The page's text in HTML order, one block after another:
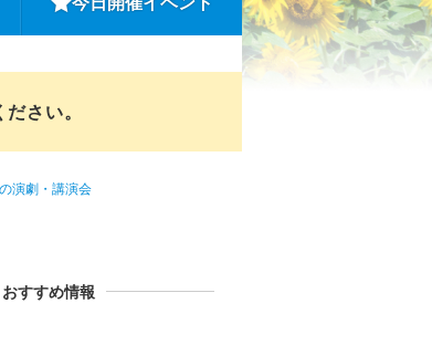
さい。
演劇・講演会
おすすめ情報